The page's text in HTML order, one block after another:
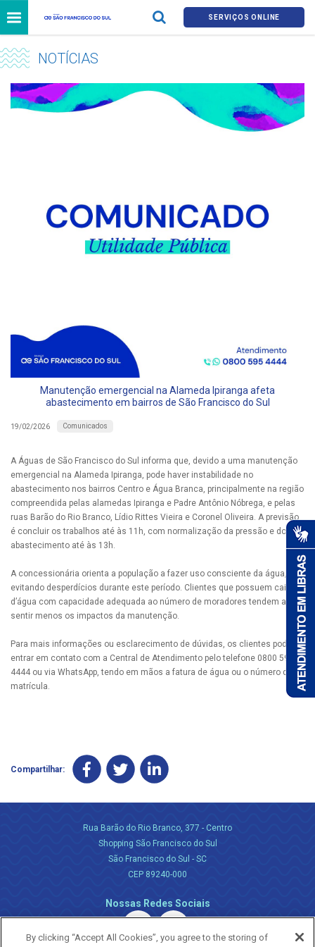
SERVIÇOS ONLINE
NOTÍCIAS
Manutenção emergencial na Alameda Ipiranga afeta
abastecimento em bairros de São Francisco do Sul
19/02/2026 Comunicados
A Águas de São Francisco do Sul informa que, devido a uma manutenção
emergencial na Alameda Ipiranga, pode haver instabilidade no
abastecimento nos bairros Centro e Água Branca, principalmente na região
compreendida pelas alamedas Ipiranga e Padre Antônio Nóbrega, e pelas
ruas Barão do Rio Branco, Lídio Rittes Vieira e Coronel Oliveira. A previsão
é concluir os trabalhos até às 11h, com normalização da pressão e do
abastecimento até às 13h.
A concessionária orienta a população a fazer uso consciente da água,
evitando desperdícios durante este período. Clientes que possuem caixas
d’água com capacidade adequada ao número de moradores tendem a
sentir menos os impactos da manutenção.
Para mais informações ou esclarecimento de dúvidas, os clientes podem
entrar em contato com a Central de Atendimento pelo telefone 0800 595
4444 ou via WhatsApp, tendo em mãos a fatura de água ou o número da
matrícula.
Compartilhar:
Rua Barão do Rio Branco, 377 - Centro
Shopping São Francisco do Sul
São Francisco do Sul - SC
CEP 89240-000
Nossas Redes Sociais
By clicking “Accept All Cookies”, you agree to the storing of